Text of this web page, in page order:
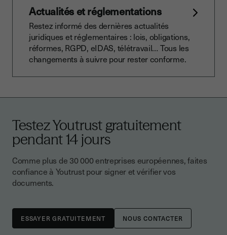
Actualités et réglementations
Restez informé des dernières actualités
juridiques et réglementaires : lois, obligations,
réformes, RGPD, eIDAS, télétravail… Tous les
changements à suivre pour rester conforme.
Testez Youtrust gratuitement
pendant 14 jours
Comme plus de 30 000 entreprises européennes, faites
confiance à Youtrust pour signer et vérifier vos
documents.
NOUS CONTACTER